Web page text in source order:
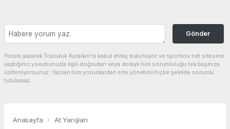
Gönder
Yorum yazarak Topluluk Kuralları’nı kabul etmiş bulunuyor ve sporbox.net sitesine
yaptığınız yorumunuzla ilgili doğrudan veya dolaylı tüm sorumluluğu tek başınıza
üstleniyorsunuz. Yazılan tüm yorumlardan site yönetimi hiçbir şekilde sorumlu
tutulamaz.
Anasayfa At Yarışları